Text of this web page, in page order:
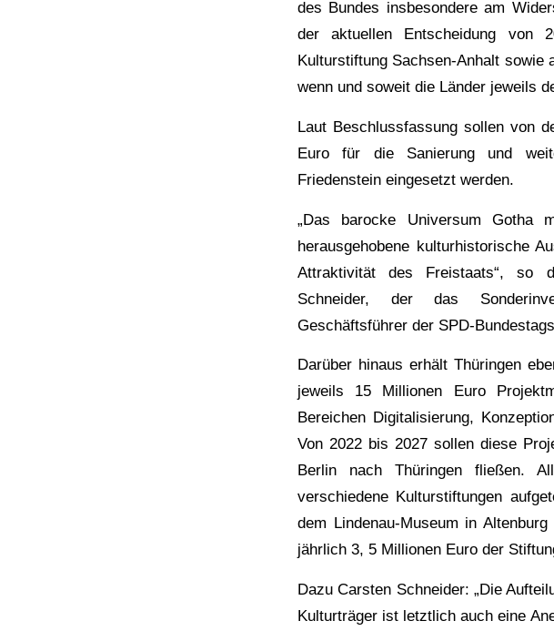
des Bundes insbesondere am
der aktuellen Entscheidung
Kulturstiftung Sachsen-Anhalt sowie
wenn und soweit die Länder jeweils
Laut Beschlussfassung sollen von
Euro für die Sanierung und
Friedenstein eingesetzt werden.
„Das barocke Universum Gotha
herausgehobene kulturhistorische
Attraktivität des Freistaats“, so
Schneider, der das
Geschäftsführer der SPD-
Darüber hinaus erhält Thüringen
jeweils 15 Millionen Euro
Bereichen Digitalisierung,
Von 2022 bis 2027 sollen diese
Berlin nach Thüringen fließen.
verschiedene Kulturstiftungen
dem Lindenau-Museum in
jährlich 3, 5 Millionen Euro der
Dazu Carsten Schneider: „Die
Kulturträger ist letztlich auch eine